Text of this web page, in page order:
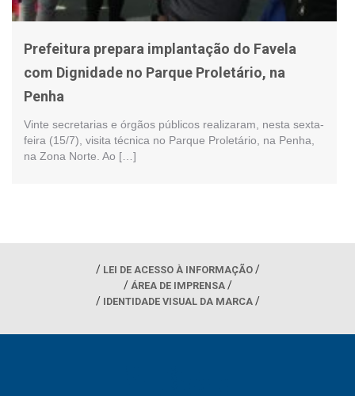
Prefeitura prepara implantação do Favela
com Dignidade no Parque Proletário, na
Penha
Vinte secretarias e órgãos públicos realizaram, nesta sexta-
feira (15/7), visita técnica no Parque Proletário, na Penha,
na Zona Norte. Ao […]
LEI DE ACESSO À INFORMAÇÃO
ÁREA DE IMPRENSA
IDENTIDADE VISUAL DA MARCA